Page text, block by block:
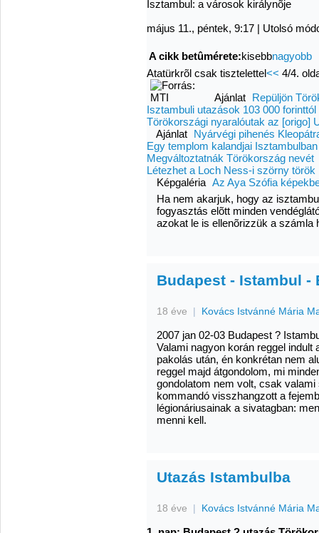
Isztambul: a városok királynõje
május 11., péntek, 9:17 | Utolsó
A cikk betûmérete:kisebbnagyobb
Atatürkrõl csak tisztelettel<< 4/4.
Ajánlat Repüljön
Isztambuli utazások 103 000 forinttól
Törökországi nyaralóutak az [origo]
Ajánlat Nyárvégi pihenés
Egy templom kalandjai Isztambulban
Megváltoztatnák Törökország nevét
Létezhet a Loch Ness-i szörny török
Képgaléria Az Aya Szófia
Ha nem akarjuk, hogy az
fogyasztás elõtt minden
azokat le is ellenõrizzük a számla
Budapest - Istambul -
18 éve | Kovács Istvánné Mária
2007 jan 02-03 Budapest ?
Valami nagyon korán reggel
pakolás után, én konkrétan nem
reggel majd átgondolom, mi
gondolatom nem volt, csak
kommandó visszhangzott a
légionáriusainak a sivatagban:
menni kell.
Utazás Istambulba
18 éve | Kovács Istvánné Mária